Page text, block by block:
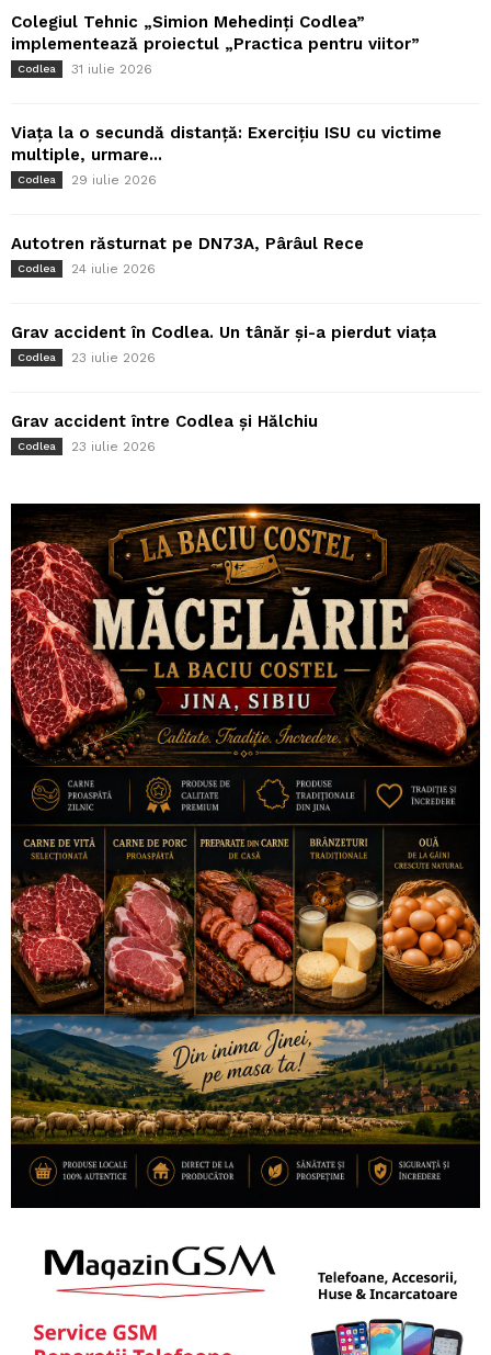
Colegiul Tehnic „Simion Mehedinți Codlea”
implementează proiectul „Practica pentru viitor”
Codlea 31 iulie 2026
Viața la o secundă distanță: Exercițiu ISU cu victime
multiple, urmare...
Codlea 29 iulie 2026
Autotren răsturnat pe DN73A, Pârâul Rece
Codlea 24 iulie 2026
Grav accident în Codlea. Un tânăr și-a pierdut viața
Codlea 23 iulie 2026
Grav accident între Codlea și Hălchiu
Codlea 23 iulie 2026